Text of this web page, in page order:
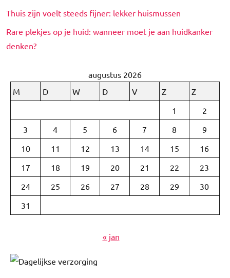
Thuis zijn voelt steeds fijner: lekker huismussen
Rare plekjes op je huid: wanneer moet je aan huidkanker
denken?
augustus 2026
M
D W D V Z
Z
1
2
3
4 5 6 7 8
9
10
11 12 13 14 15
16
17
18 19 20 21 22
23
24
25 26 27 28 29
30
31
« jan